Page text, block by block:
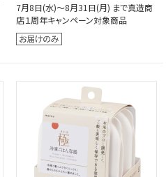
7月8日(水)～8月31日(月) まで真造商
店１周年キャンペーン対象商品